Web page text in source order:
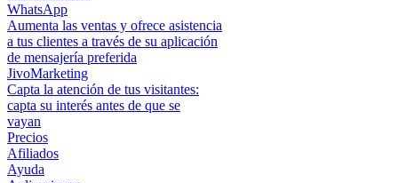
WhatsApp
Aumenta las ventas y ofrece asistencia
a tus clientes a través de su aplicación
de mensajería preferida
JivoMarketing
Capta la atención de tus visitantes:
capta su interés antes de que se
vayan
Precios
Afiliados
Ayuda